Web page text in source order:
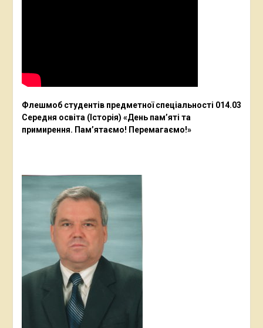
Флешмоб студентів предметної спеціальності 014.03
Середня освіта (Історія) «День пам’яті та
примирення. Пам’ятаємо! Перемагаємо!»